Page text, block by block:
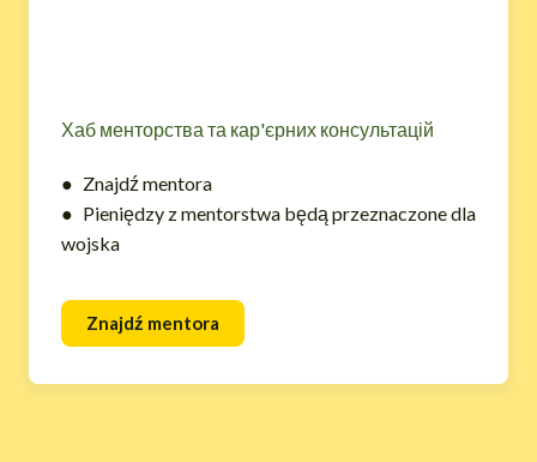
Хаб менторства та кар'єрних консультацій
● Znajdź mentora
● Pieniędzy z mentorstwa będą przeznaczone dla
wojska
Znajdź mentora